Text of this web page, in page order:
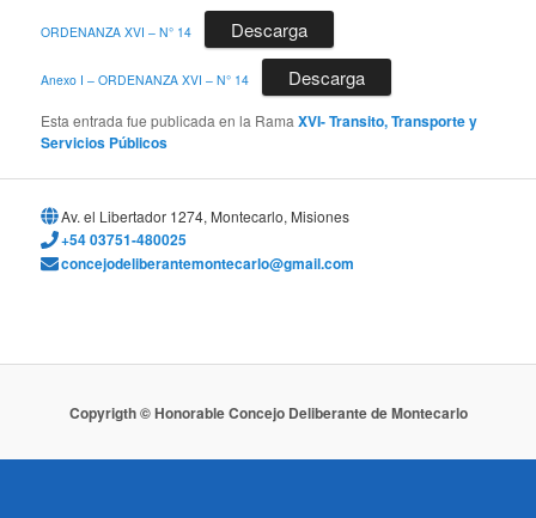
ORDENANZA XVI – N° 14 Descarga
Anexo I – ORDENANZA XVI – N° 14 Descarga
Esta entrada fue publicada en la RamaXVI- Transito, Transporte y
Servicios Públicos
Av. el Libertador 1274, Montecarlo, Misiones
+54 03751-480025
concejodeliberantemontecarlo@gmail.com
Copyrigth © Honorable Concejo Deliberante de Montecarlo